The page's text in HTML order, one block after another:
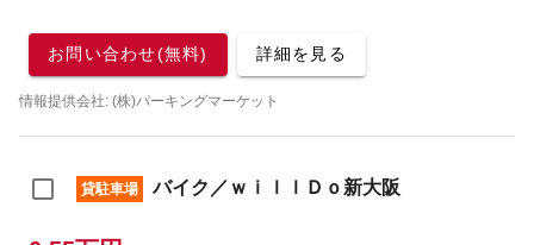
お問い合わせ(無料) 詳細を見る
情報提供会社: (株)パーキングマーケット
貸駐車場 バイク／ｗｉｌｌＤｏ新大阪